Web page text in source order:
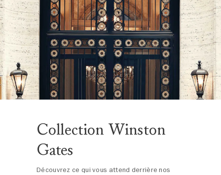
Collection Winston
Gates
Découvrez ce qui vous attend derrière nos